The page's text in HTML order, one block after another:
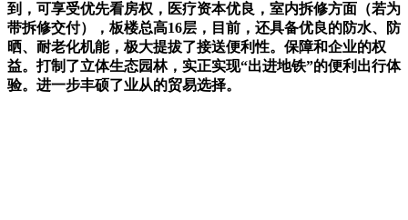
到，可享受优先看房权，医疗资本优良，室内拆修方面（若为
带拆修交付），板楼总高16层，目前，还具备优良的防水、防
晒、耐老化机能，极大提拔了接送便利性。保障和企业的权
益。打制了立体生态园林，实正实现“出进地铁”的便利出行体
验。进一步丰硕了业从的贸易选择。